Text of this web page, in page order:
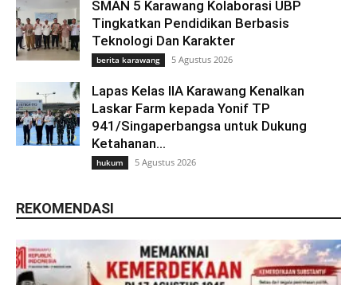
SMAN 5 Karawang Kolaborasi UBP
Tingkatkan Pendidikan Berbasis
Teknologi Dan Karakter
berita karawang 5 Agustus 2026
Lapas Kelas IIA Karawang Kenalkan
Laskar Farm kepada Yonif TP
941/Singaperbangsa untuk Dukung
Ketahanan...
hukum 5 Agustus 2026
REKOMENDASI